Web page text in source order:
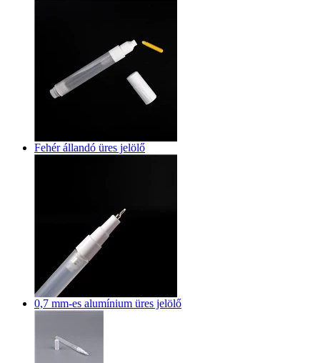
Fehér állandó üres jelölő
0,7 mm-es alumínium üres jelölő